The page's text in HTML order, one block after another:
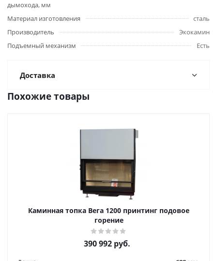
дымохода, мм
Материал изготовления
сталь
Производитель
Экокамин
Подъемный механизм
Есть
Доставка
Похожие товары
Каминная топка Вега 1200 принтинг подовое
горение
390 992 руб.